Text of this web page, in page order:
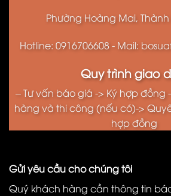
Phường Hoàng Mai, Thành
Hotline: 0916706608 - Mail:
Quy trình giao
– Tư vấn báo giá -> Ký hợp đồng
hàng và thi công (nếu có)->
hợp đồng
Gửi yêu cầu cho chúng tôi
Quý khách hàng cần thông tin